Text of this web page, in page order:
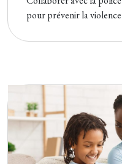
pour prévenir la